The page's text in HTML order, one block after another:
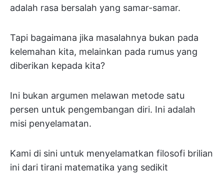
adalah rasa bersalah yang samar-samar.
Tapi bagaimana jika masalahnya bukan pada
kelemahan kita, melainkan pada rumus yang
diberikan kepada kita?
Ini bukan argumen melawan metode satu
persen untuk pengembangan diri. Ini adalah
misi penyelamatan.
Kami di sini untuk menyelamatkan filosofi brilian
ini dari tirani matematika yang sedikit